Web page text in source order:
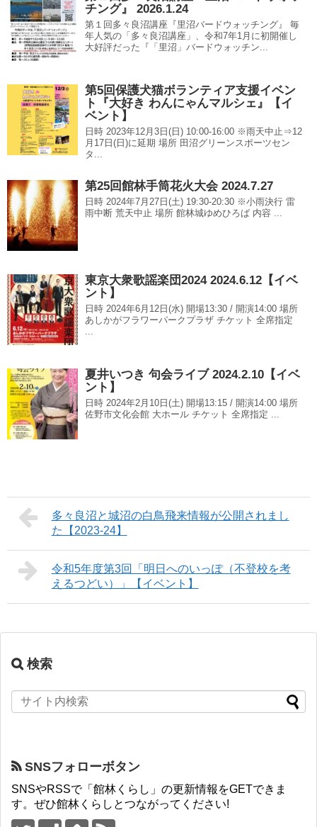
チング』 2026.1.24
第１回多々良沼講座『里沼バードウォッチング』 毎
年人気の「多々良沼講座」、令和7年1月に初開催し
大好評だった『「里沼」バードウォッチン...
第5回保護犬猫ボランティア支援イベン
ト『大好き わんにゃんマルシェ』【イ
ベント】
日時 2023年12月3日(日) 10:00-16:00 ※雨天中止⇒12
月17日(日)に延期 場所 田沼グリーンスポーツセン
タ...
第25回館林手筒花火大会 2024.7.27
日時 2024年7月27日(土) 19:30-20:30 ※小雨決行 雷
雨中断 荒天中止 場所 館林城ゆめひろば 内容 ...
東京大衆歌謡楽団2024 2024.6.12【イベ
ント】
日時 2024年6月12日(水) 開場13:30 / 開演14:00 場所
あしかがフラワーパークプラザ チケット 全席指定
...
夏井いつき 句会ライブ 2024.2.10【イベ
ント】
日時 2024年2月10日(土) 開場13:15 / 開演14:00 場所
佐野市文化会館 大ホール チケット 全席指定 ...
多々良沼と城沼の白鳥飛来情報が公開されまし
た【2023-24】
令和5年度第3回「明日へのいっぽ（不登校を考
えるつどい）」【イベント】
検索
SNSフォローボタン
SNSやRSSで「館林くらし」の更新情報をGETできま
す。ぜひ館林くらしとつながってください!